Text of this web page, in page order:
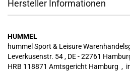
Hersteller Informationen
HUMMEL
hummel Sport & Leisure
Leverkusenstr. 54 , DE - 22761
HRB 118871 Amtsgericht Hamburg ,